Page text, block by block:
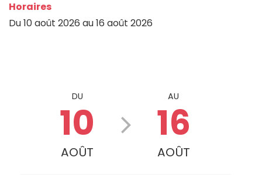
Horaires
Du10 août 2026 au16 août 2026
DU
10
AOÛT
AU
16
AOÛT